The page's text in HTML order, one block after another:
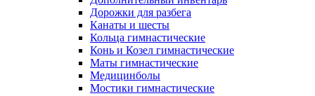
Дорожки для разбега
Канаты и шесты
Кольца гимнастические
Конь и Козел гимнастические
Маты гимнастические
Медицинболы
Мостики гимнастические